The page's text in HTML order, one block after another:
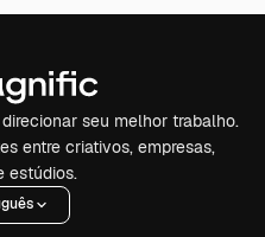
seu melhor trabalho.
entre criativos, empresas,
estúdios.